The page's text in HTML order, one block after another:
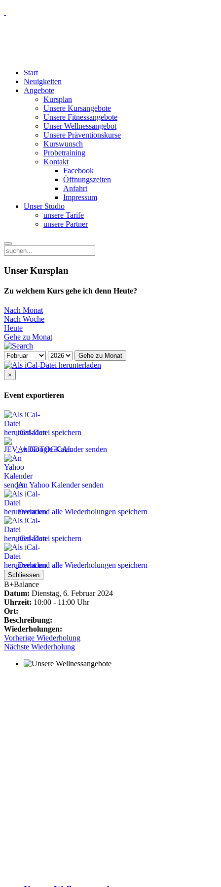
Start
Neuigkeiten
Angebote
Kursplan
Unsere Kursangebote
Unsere Fitnessangebote
Unser Wellnessangebot
Unsere Präventionskurse
Kurswunsch
Probetraining
Kontakt
Facebook
Öffnungszeiten
Anfahrt
Impressum
Unser Studio
unsere Tarife
unsere Partner
Unser Kursplan
Zu welchem Kurs gehe ich denn Heute?
Nach Monat
Nach Woche
Heute
Gehe zu Monat
Gehe zu Monat
×
Event exportieren
iCal-Datei speichern
An Google Kalender senden
An Yahoo Kalender senden
Event und alle Wiederholungen speichern
iCal-Datei speichern
Event und alle Wiederholungen speichern
Schliessen
B+Balance
Datum: Dienstag, 6. Februar 2024
Uhrzeit: 10:00 - 11:00 Uhr
Ort:
Beschreibung:
Wiederholungen:
Vorherige Wiederholung
Nächste Wiederholung